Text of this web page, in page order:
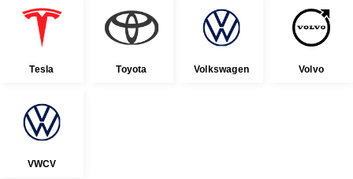
Tesla Toyota Volkswagen Volvo
VWCV